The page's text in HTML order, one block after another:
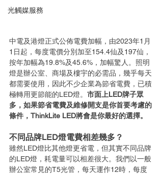
光觸媒服務
中電及港燈正式公佈電費加幅，由2023年1月
1日起，每度電價分別加至154.4仙及197仙，
按年加幅為19.8%及45.6%，加幅驚人。照明
燈是辦公室、商場及樓宇的必需品，幾乎每天
都需要使用，因此不少企業為節省電費，已積
極轉用更節能的LED燈。 市面上LED牌子眾
多，如果節省電費及維修開支是你首要考慮的
條件，ThinkLite LED將會是你最好的選擇。
不同品牌LED燈電費相差幾多？
雖然LED燈比其他燈更省電，但其實不同品牌
的LED燈，耗電量可以相差很大。我們以一般
辦公室常見的T5光管，每天運作12時，每度